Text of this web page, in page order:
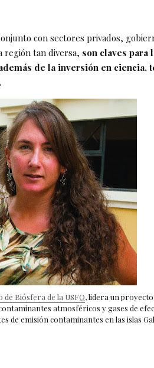
con sectores privados,
región tan diversa, son claves para
de la inversión en ciencia,
de Biósfera de la USFQ, lidera un
atmosféricos y gases de
de emisión contaminantes en las islas